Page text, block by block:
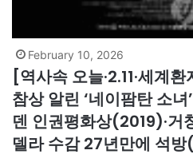
February 10, 2026
[역사속 오늘·2.11·세계
참상 알린 ‘네이팜탄 소
덴 인권평화상(2019)·거
델라 수감 27년만에 석